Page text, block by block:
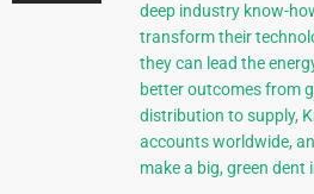
deep industry know-
transform their
they can lead the
better outcomes from
distribution to supply,
accounts worldwide,
make a big, green dent